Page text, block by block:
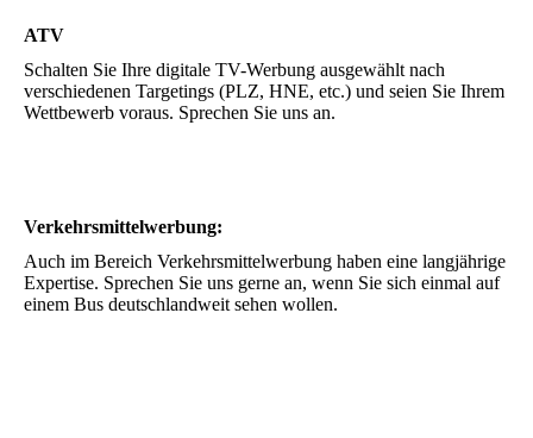
ATV
Schalten Sie Ihre digitale TV-Werbung ausgewählt nach
verschiedenen Targetings (PLZ, HNE, etc.) und seien Sie Ihrem
Wettbewerb voraus. Sprechen Sie uns an.
Verkehrsmittelwerbung:
Auch im Bereich Verkehrsmittelwerbung haben eine langjährige
Expertise. Sprechen Sie uns gerne an, wenn Sie sich einmal auf
einem Bus deutschlandweit sehen wollen.